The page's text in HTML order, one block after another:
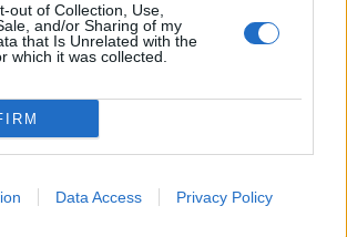
out of Collection, Use,
and/or Sharing of my
that Is Unrelated with the
which it was collected.
Data Access Privacy Policy
ENTERTAINMENT